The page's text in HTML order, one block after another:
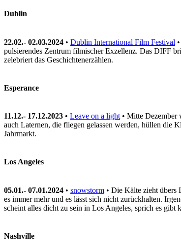
Dublin
22.02.- 02.03.2024 • Dublin International Film Festival
pulsierendes Zentrum filmischer Exzellenz. Das DIFF
zelebriert das Geschichtenerzählen.
Esperance
11.12.- 17.12.2023 • Leave on a light • Mitte Dezember
auch Laternen, die fliegen gelassen werden, hüllen die
Jahrmarkt.
Los Angeles
05.01.- 07.01.2024 • snowstorm • Die Kälte zieht übers
es immer mehr und es lässt sich nicht zurückhalten.
scheint alles dicht zu sein in Los Angeles, sprich es gibt
Nashville